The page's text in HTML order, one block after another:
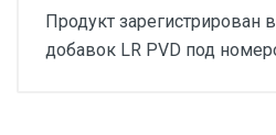
Продукт зарегистрирован
добавок LR PVD под